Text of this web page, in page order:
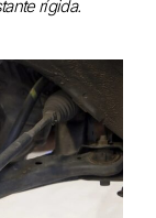
rígida.